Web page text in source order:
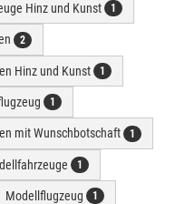
Hinz und Kunst 1
2
Hinz und Kunst 1
1
mit Wunschbotschaft 1
1
Modellflugzeug 1